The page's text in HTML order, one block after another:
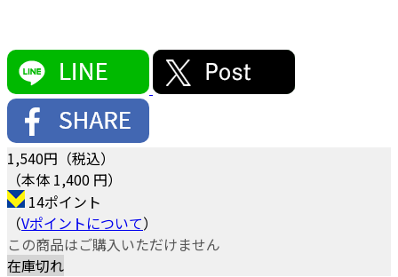
1,540円（税込）
（本体 1,400 円）
14ポイント
（Vポイントについて）
この商品はご購入いただけません
在庫切れ